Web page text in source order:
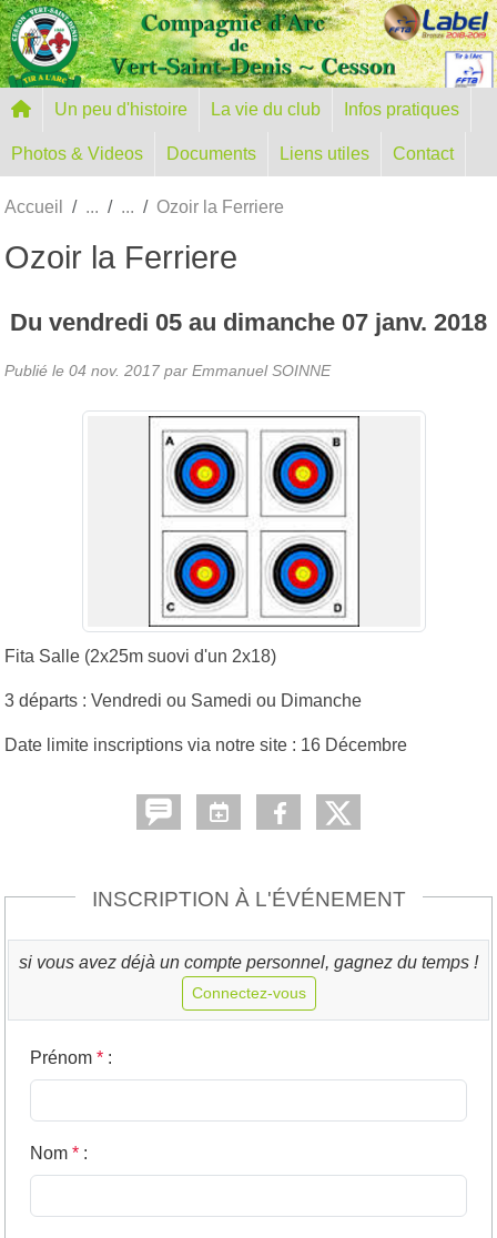
Un peu d'histoire La vie du club Infos pratiques
Photos & Videos Documents Liens utiles Contact
Accueil Ozoir la Ferriere
Ozoir la Ferriere
Du vendredi 05 au dimanche 07 janv. 2018
Publié le 04 nov. 2017 par Emmanuel SOINNE
Fita Salle (2x25m suovi d'un 2x18)
3 départs : Vendredi ou Samedi ou Dimanche
Date limite inscriptions via notre site : 16 Décembre
INSCRIPTION À L'ÉVÉNEMENT
si vous avez déjà un compte personnel, gagnez du temps !
Connectez-vous
Prénom * :
Nom * :
Panneau de gestion des cookies